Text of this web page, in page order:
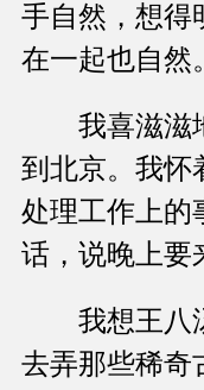
手自然，想得
在一起也自然。
我喜滋滋地
到北京。我怀
处理工作上的
话，说晚上要
我想王八汤
去弄那些稀奇